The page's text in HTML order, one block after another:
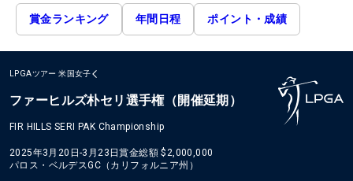
賞金ランキング 年間日程 ポイント・成績
LPGAツアー 米国女子
ファーヒルズ朴セリ選手権（開催延期）
FIR HILLS SERI PAK Championship
2025年3月20日-3月23日賞金総額 $2,000,000
パロス・ベルデスGC（カリフォルニア州）